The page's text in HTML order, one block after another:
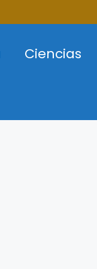
Ciencias